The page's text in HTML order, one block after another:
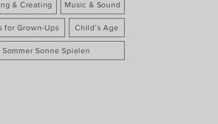
& Creating Music & Sound
for Grown-Ups Child’s Age
Sommer Sonne Spielen